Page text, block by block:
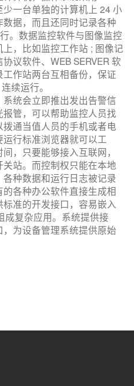
一台单独的计算机上 24 小
据，而且还同时记录各种
。数据监控软件与图像监控
，比如监控工作站 ; 图像记
议软件、WEB SERVER 软
作站两台互相备份，保证
续运行。
统会立即推出发出告警信
管，可以帮助监控人员找
通当值人员的手机或者电
行标准浏览器就可以工
，只要能够接入互联网，
站。而控制权只能在本地
种数据和运行日志被记录
各种办公软件直接生成相
准的开发接口，容易嵌入
成复杂应用。系统提供接
为设备管理系统提供原始